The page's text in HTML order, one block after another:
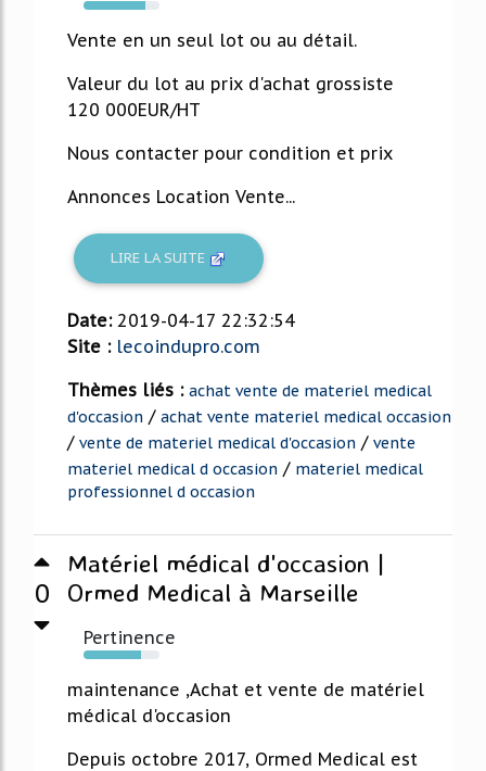
82%
Vente en un seul lot ou au détail.
Valeur du lot au prix d'achat grossiste
120 000EUR/HT
Nous contacter pour condition et prix
Annonces Location Vente...
LIRE LA SUITE
Date: 2019-04-17 22:32:54
Site : lecoindupro.com
Thèmes liés : achat vente de materiel medical
d'occasion / achat vente materiel medical occasion
/ vente de materiel medical d'occasion / vente
materiel medical d occasion / materiel medical
professionnel d occasion
0
Matériel médical d'occasion |
Ormed Medical à Marseille
Pertinence
75%
maintenance ,Achat et vente de matériel
médical d'occasion
Depuis octobre 2017, Ormed Medical est